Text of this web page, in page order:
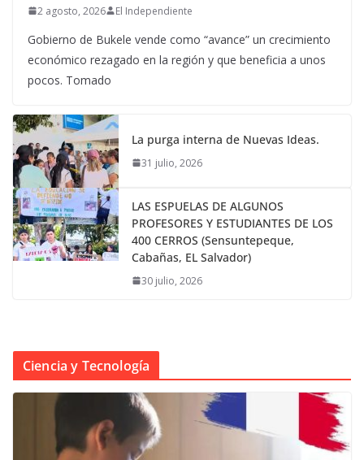
2 agosto, 2026 El Independiente
Gobierno de Bukele vende como “avance” un crecimiento
económico rezagado en la región y que beneficia a unos
pocos. Tomado
La purga interna de Nuevas Ideas.
31 julio, 2026
LAS ESPUELAS DE ALGUNOS
PROFESORES Y ESTUDIANTES DE LOS
400 CERROS (Sensuntepeque,
Cabañas, EL Salvador)
30 julio, 2026
Ciencia y Tecnología